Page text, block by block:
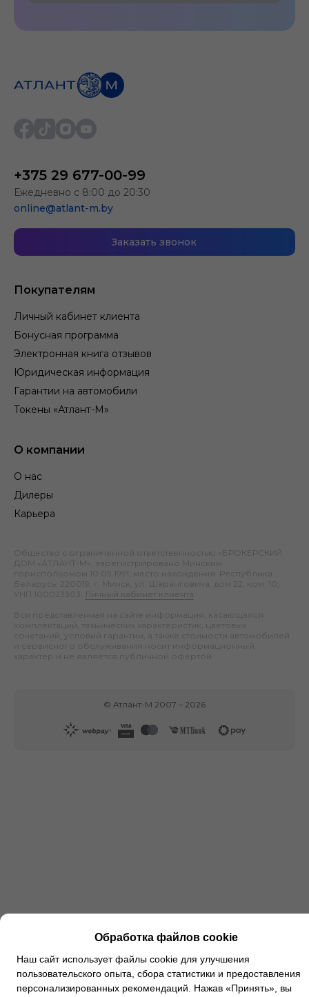
Покупателям
Личный кабинет клиента
Бонусная программа
Электронная книга отзывов
Юридическая информация
Гарантии на автомобили
Токены «Атлант-М»
О компании
О нас
Дилеры
Карьера
+375 29 677-00-99
Ежедневно с 8:00 до 20:30
online@atlant-m.by
Заказать звонок
Общество с ограниченной ответственностью «БРОКЕРСКИЙ
ДОМ «АТЛАНТ-М», зарегистрировано Минским
горисполкомом 10.09.1991; место нахождения: Республика
Беларусь, 220019, г. Минск, ул. Шаранговича, дом 22, ком. 10;
УНП 100023303.
Личный кабинет клиента
Вся представленная на сайте информация, касающаяся
комплектаций, технических характеристик, цветовых
сочетаний, условий гарантии, а также стоимости автомобилей
и сервисного обслуживания носит информационный
характер и не является публичной офертой.
© Атлант-М 2007 – 2026
Обработка файлов cookie
Наш сайт использует файлы cookie для улучшения
пользовательского опыта, сбора статистики и предоставления
персонализированных рекомендаций. Нажав «Принять», вы